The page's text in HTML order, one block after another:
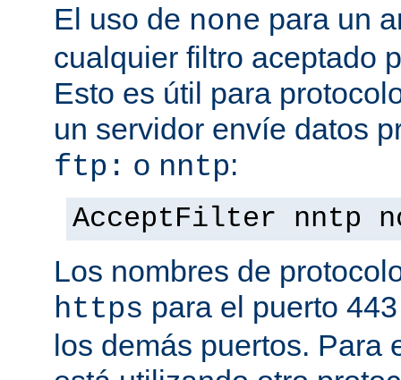
El uso de none para un
cualquier filtro aceptado
Esto es útil para
un servidor envíe datos
ftp: o nntp:
AcceptFilter nntp
Los nombres de
https para el puerto
los demás puertos. Para